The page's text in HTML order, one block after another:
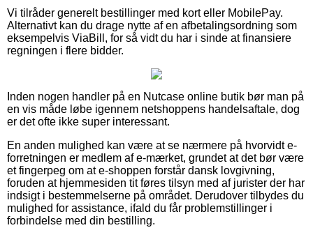
Vi tilråder generelt bestillinger med kort eller MobilePay.
Alternativt kan du drage nytte af en afbetalingsordning som
eksempelvis ViaBill, for så vidt du har i sinde at finansiere
regningen i flere bidder.
Inden nogen handler på en Nutcase online butik bør man på
en vis måde løbe igennem netshoppens handelsaftale, dog
er det ofte ikke super interessant.
En anden mulighed kan være at se nærmere på hvorvidt e-
forretningen er medlem af e-mærket, grundet at det bør være
et fingerpeg om at e-shoppen forstår dansk lovgivning,
foruden at hjemmesiden tit føres tilsyn med af jurister der har
indsigt i bestemmelserne på området. Derudover tilbydes du
mulighed for assistance, ifald du får problemstillinger i
forbindelse med din bestilling.